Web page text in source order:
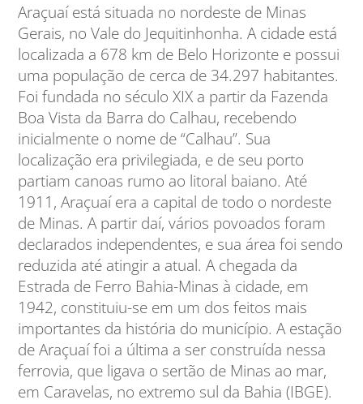
Araçuaí está situada no nordeste de Minas
Gerais, no Vale do Jequitinhonha. A cidade está
localizada a 678 km de Belo Horizonte e possui
uma população de cerca de 34.297 habitantes.
Foi fundada no século XIX a partir da Fazenda
Boa Vista da Barra do Calhau, recebendo
inicialmente o nome de “Calhau”. Sua
localização era privilegiada, e de seu porto
partiam canoas rumo ao litoral baiano. Até
1911, Araçuaí era a capital de todo o nordeste
de Minas. A partir daí, vários povoados foram
declarados independentes, e sua área foi sendo
reduzida até atingir a atual. A chegada da
Estrada de Ferro Bahia-Minas à cidade, em
1942, constituiu-se em um dos feitos mais
importantes da história do município. A estação
de Araçuaí foi a última a ser construída nessa
ferrovia, que ligava o sertão de Minas ao mar,
em Caravelas, no extremo sul da Bahia (IBGE).